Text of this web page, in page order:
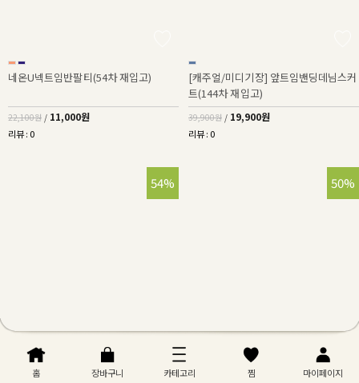
네온U넥트임반팔티(54차 재입고)
22,100원 / 11,000원
리뷰 : 0
[캐주얼/미디기장] 앞트임밴딩데님스커
트(144차 재입고)
39,900원 / 19,900원
리뷰 : 0
54% 50%
홈 장바구니 카테고리 찜 마이페이지